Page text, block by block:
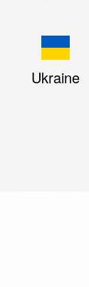
Ukraine